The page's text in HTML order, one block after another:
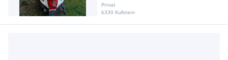
Privat
6330 Kufstein